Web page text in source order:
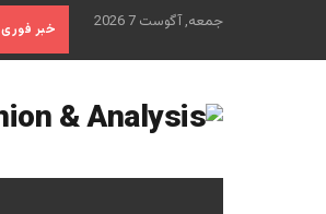
جمعه, آگوست 7 2026 خبر فوری